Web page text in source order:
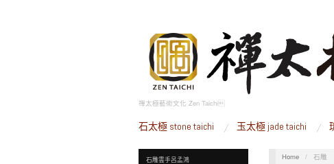
禪太極藝術文化 Zen Taichi
石太極 stone taichi 玉太極 jade taichi
石雕雲手呂孟鴻 Home / 石雕